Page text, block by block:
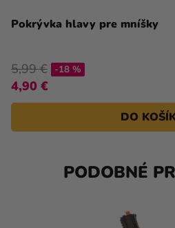
Pokrývka hlavy pre mníšky
5,99 €
4,90 €
-18 %
DO
PODOBNÉ